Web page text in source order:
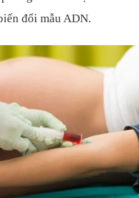
đổi mẫu ADN.